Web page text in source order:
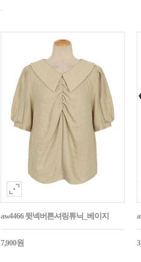
aw4466 뒷넥버튼셔링튜닉_베이지
7,900원